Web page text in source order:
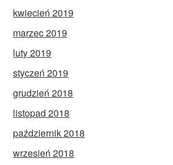
kwiecień 2019
marzec 2019
luty 2019
styczeń 2019
grudzień 2018
listopad 2018
październik 2018
wrzesień 2018